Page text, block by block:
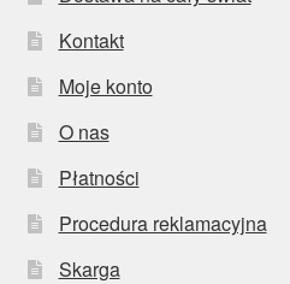
Kontakt
Moje konto
O nas
Płatności
Procedura reklamacyjna
Skarga